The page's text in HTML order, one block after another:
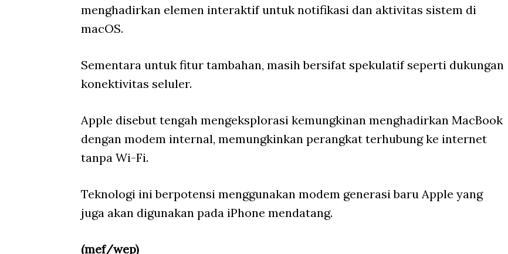
menghadirkan elemen interaktif untuk notifikasi dan aktivitas sistem di
macOS.
Sementara untuk fitur tambahan, masih bersifat spekulatif seperti dukungan
konektivitas seluler.
Apple disebut tengah mengeksplorasi kemungkinan menghadirkan MacBook
dengan modem internal, memungkinkan perangkat terhubung ke internet
tanpa Wi-Fi.
Teknologi ini berpotensi menggunakan modem generasi baru Apple yang
juga akan digunakan pada iPhone mendatang.
(mef/wep)